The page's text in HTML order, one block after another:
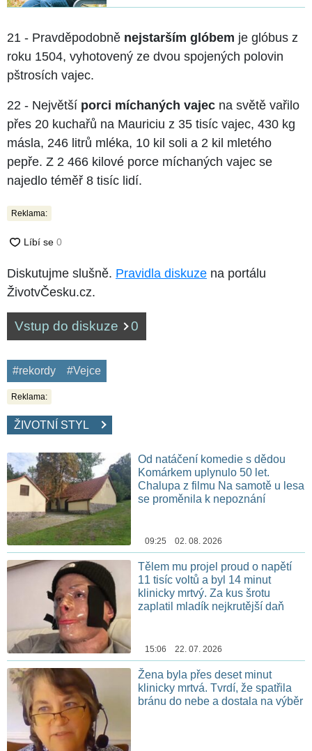
21 - Pravděpodobně nejstarším glóbem je glóbus z
roku 1504, vyhotovený ze dvou spojených polovin
pštrosích vajec.
22 - Největší porci míchaných vajec na světě vařilo
přes 20 kuchařů na Mauriciu z 35 tisíc vajec, 430 kg
másla, 246 litrů mléka, 10 kil soli a 2 kil mletého
pepře. Z 2 466 kilové porce míchaných vajec se
najedlo téměř 8 tisíc lidí.
Reklama:
Diskutujme slušně. Pravidla diskuze na portálu
ŽivotvČesku.cz.
Vstup do diskuze 0
#rekordy #Vejce
Reklama:
ŽIVOTNÍ STYL
Od natáčení komedie s dědou
Komárkem uplynulo 50 let.
Chalupa z filmu Na samotě u lesa
se proměnila k nepoznání
09:25 02. 08. 2026
Tělem mu projel proud o napětí
11 tisíc voltů a byl 14 minut
klinicky mrtvý. Za kus šrotu
zaplatil mladík nejkrutější daň
15:06 22. 07. 2026
Žena byla přes deset minut
klinicky mrtvá. Tvrdí, že spatřila
bránu do nebe a dostala na výběr